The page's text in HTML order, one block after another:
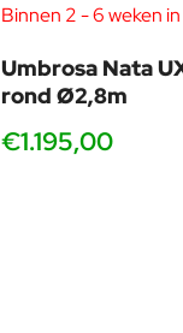
Binnen 2 - 6 weken
Umbrosa Nata
rond Ø2,8m
€1.195,00